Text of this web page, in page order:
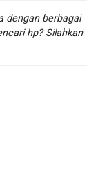
dengan berbagai
hp? Silahkan